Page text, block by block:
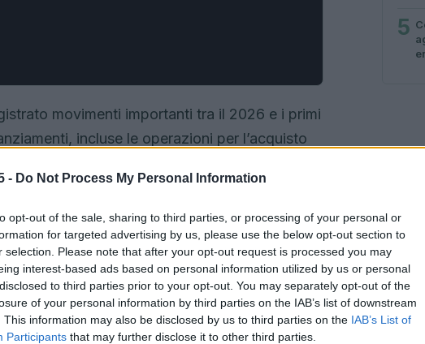
- Do Not Process My Personal Information
opt-out of the sale, sharing to third parties, or processing of your personal or
for targeted advertising by us, please use the below opt-out section to
selection. Please note that after your opt-out request is processed you may
interest-based ads based on personal information utilized by us or personal
to third parties prior to your opt-out. You may separately opt-out of the
of your personal information by third parties on the IAB’s list of downstream
This information may also be disclosed by us to third parties on the IAB’s List of
Participants that may further disclose it to other third parties.
movimenti importanti tra il 2026 e i primi
incluse le operazioni per l’acquisto
segnato un +32,8% rispetto all’anno
trimestre 2026 è aumentata la quota di
casa, arrivando al 72% del totale delle
5